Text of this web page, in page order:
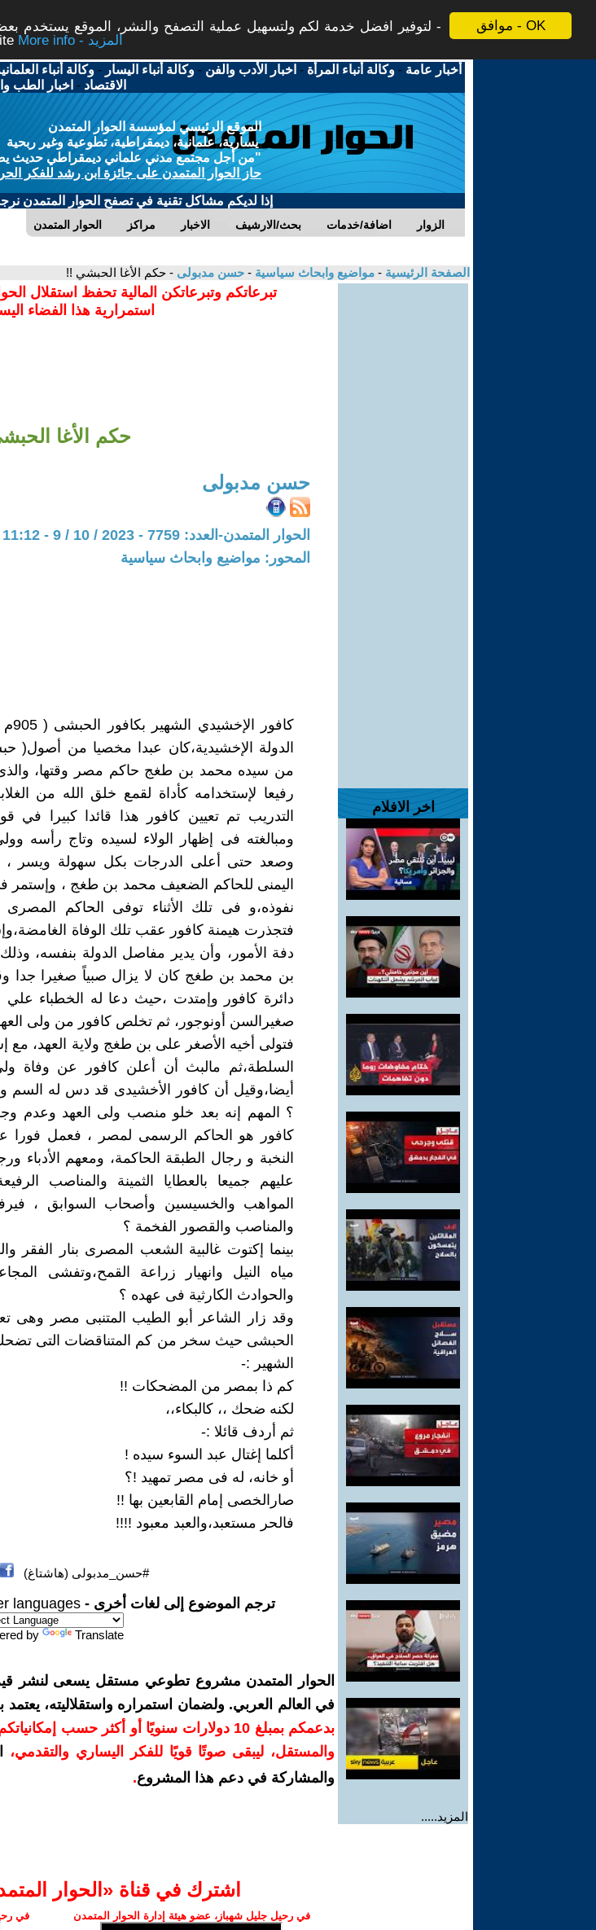
موافق - OK
لتوفير افضل خدمة لكم ولتسهيل عملية التصفح والنشر، الموقع يستخدم
More info - المزيد
أخبار عامة -وكالة أنباء المرأة - اخبار الأدب والفن -وكالة أنباء اليسار -وكالة أنباء
الاقتصاد - اخبار الطب
الموقع الرئيسي لمؤسسة الحوار المتمدن
يسارية، علمانية، ديمقراطية، تطوعية وغير ربحية
"من أجل مجتمع مدني علماني ديمقراطي حديث
حاز الحوار المتمدن على جائزة ابن رشد للفكر
إذا لديكم مشاكل تقنية في تصفح الحوار المتمدن
الحوار المتمدن مراكز الاخبار بحث/الارشيف اضافة/خدمات الزوار
الصفحة الرئيسية - مواضيع وابحاث سياسية - حسن مدبولى - حكم الأغا الحبشي !!
اخر الافلام
المزيد.....
تبرعاتكم وتبرعاتكن المالية تحفظ استقلال
استمرارية هذا الفضاء
حكم الأغا
حسن مدبولى
الحوار المتمدن-العدد: 7759 - 2023 / 10 / 9 - 11:12
المحور: مواضيع وابحاث سياسية
الدولة الإخشيدية،كان عبدا مخصيا من أصول(
من سيده محمد بن طغج حاكم مصر وقتها، والذى
رفيعا لإستخدامه كأداة لقمع خلق الله من
التدريب تم تعيين كافور هذا قائدا كبيرا
ومبالغته فى إظهار الولاء لسيده وتاج رأسه
وصعد حتى أعلى الدرجات بكل سهولة ويسر ،
اليمنى للحاكم الضعيف محمد بن طغج ،
نفوذه،و فى تلك الأثناء توفى الحاكم
فتجذرت هيمنة كافور عقب تلك الوفاة
دفة الأمور، وأن يدير مفاصل الدولة بنفسه،
بن محمد بن طغج كان لا يزال صبياً صغيرا جدا
دائرة كافور وإمتدت ،حيث دعا له الخطباء علي
صغيرالسن أونوجور، ثم تخلص كافور من ولى
فتولى أخيه الأصغر على بن طغج ولاية العهد، مع
السلطة،ثم مالبث أن أعلن كافور عن وفاة
أيضا،وقيل أن كافور الأخشيدى قد دس له السم
؟ المهم إنه بعد خلو منصب ولى العهد وعدم
كافور هو الحاكم الرسمى لمصر ، فعمل فورا
النخبة و رجال الطبقة الحاكمة، ومعهم الأدباء
عليهم جميعا بالعطايا الثمينة والمناصب
المواهب والخسيسين وأصحاب السوابق ،
والمناصب والقصور الفخمة ؟
بينما إكتوت غالبية الشعب المصرى بنار الفقر
مياه النيل وانهيار زراعة القمح،وتفشى
والحوادث الكارثية فى عهده ؟
وقد زار الشاعر أبو الطيب المتنبى مصر وهى
الحبشى حيث سخر من كم المتناقضات التى تضحك
الشهير :-
كم ذا بمصر من المضحكات !!
لكنه ضحك ،، كالبكاء،،
ثم أردف قائلا :-
أكلما إغتال عبد السوء سيده !
أو خانه، له فى مصر تمهيد !؟
صارالخصى إمام القابعين بها !!
فالحر مستعبد،والعبد معبود !!!!
#حسن_مدبولى (هاشتاغ)
ترجم الموضوع إلى لغات أخرى - languages
by Translate
الحوار المتمدن مشروع تطوعي مستقل يسعى لنشر قيم
في العالم العربي. ولضمان استمراره واستقلاليته،
بدعمكم بمبلغ 10 دولارات سنويًا أو أكثر حسب
والمستقل، ليبقى صوتًا قويًا للفكر اليساري والتقدمي،
والمشاركة في دعم هذا المشروع.
اشترك في قناة ‫«الحوار
في رحيل جليل شهباز، عضو هيئة إدارة الحوار المتمدن في